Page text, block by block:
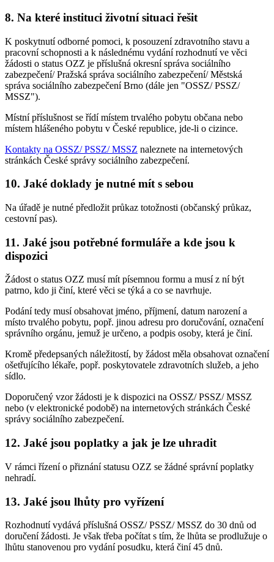
8. Na které instituci životní situaci řešit
K poskytnutí odborné pomoci, k posouzení zdravotního stavu a
pracovní schopnosti a k následnému vydání rozhodnutí ve věci
žádosti o status OZZ je příslušná okresní správa sociálního
zabezpečení/ Pražská správa sociálního zabezpečení/ Městská
správa sociálního zabezpečení Brno (dále jen "OSSZ/ PSSZ/
MSSZ").
Místní příslušnost se řídí místem trvalého pobytu občana nebo
místem hlášeného pobytu v České republice, jde-li o cizince.
Kontakty na OSSZ/ PSSZ/ MSSZ naleznete na internetových
stránkách České správy sociálního zabezpečení.
10. Jaké doklady je nutné mít s sebou
Na úřadě je nutné předložit průkaz totožnosti (občanský průkaz,
cestovní pas).
11. Jaké jsou potřebné formuláře a kde jsou k
dispozici
Žádost o status OZZ musí mít písemnou formu a musí z ní být
patrno, kdo ji činí, které věci se týká a co se navrhuje.
Podání tedy musí obsahovat jméno, příjmení, datum narození a
místo trvalého pobytu, popř. jinou adresu pro doručování, označení
správního orgánu, jemuž je určeno, a podpis osoby, která je činí.
Kromě předepsaných náležitostí, by žádost měla obsahovat označení
ošetřujícího lékaře, popř. poskytovatele zdravotních služeb, a jeho
sídlo.
Doporučený vzor žádosti je k dispozici na OSSZ/ PSSZ/ MSSZ
nebo (v elektronické podobě) na internetových stránkách České
správy sociálního zabezpečení.
12. Jaké jsou poplatky a jak je lze uhradit
V rámci řízení o přiznání statusu OZZ se žádné správní poplatky
nehradí.
13. Jaké jsou lhůty pro vyřízení
Rozhodnutí vydává příslušná OSSZ/ PSSZ/ MSSZ do 30 dnů od
doručení žádosti. Je však třeba počítat s tím, že lhůta se prodlužuje o
lhůtu stanovenou pro vydání posudku, která činí 45 dnů.